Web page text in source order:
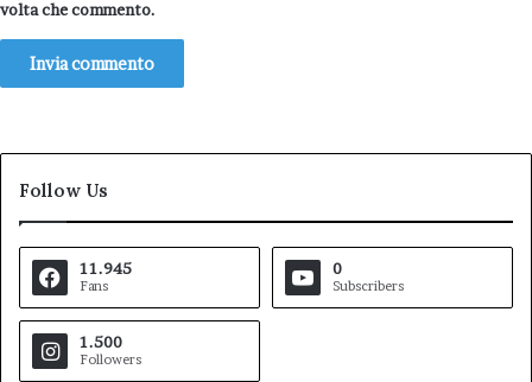
volta che commento.
Follow Us
11.945
Fans
0
Subscribers
1.500
Followers